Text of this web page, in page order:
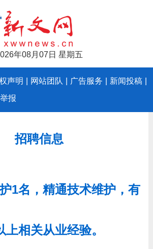
年08月07日 星期五
声明 网站团队 广告服务 新闻投稿
报
招聘信息
1名，精通技术维护，有
上相关从业经验。